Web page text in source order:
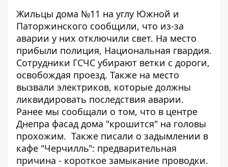
Жильцы дома №11 на углу Южной и
Паторжинского сообщили, что из-за
аварии у них отключили свет. На место
прибыли полиция, Национальная гвардия.
Сотрудники ГСЧС убирают ветки с дороги,
освобождая проезд. Также на место
вызвали электриков, которые должны
ликвидировать последствия аварии.
Ранее мы сообщали о том, что в центре
Днепра фасад дома "крошится" на головы
прохожим. Также писали о задымлении в
кафе "Черчилль": предварительная
причина - короткое замыкание проводки.